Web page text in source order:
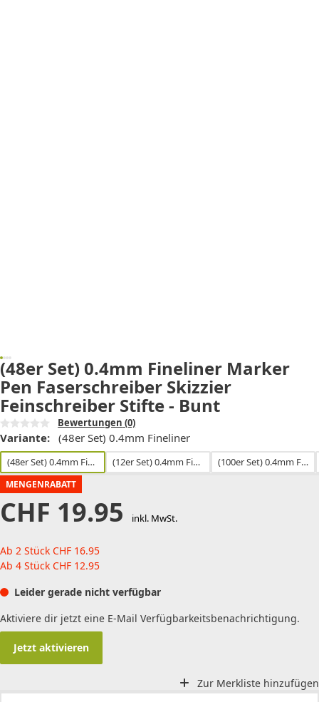
(48er Set) 0.4mm Fineliner Marker
Pen Faserschreiber Skizzier
Feinschreiber Stifte - Bunt
Bewertungen (0)
Variante: (48er Set) 0.4mm Fineliner
(48er Set) 0.4mm Fineliner (12er Set) 0.4mm Fineliner (100er Set) 0.4mm Fineliner
MENGENRABATT
CHF 19.95 inkl. MwSt.
Ab 2 Stück CHF 16.95
Ab 4 Stück CHF 12.95
Leider gerade nicht verfügbar
Aktiviere dir jetzt eine E-Mail Verfügbarkeitsbenachrichtigung.
Jetzt aktivieren
Zur Merkliste hinzufügen